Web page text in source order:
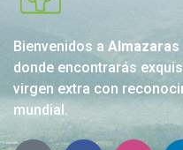
Bienvenidos a Almazaras
donde encontrarás
virgen extra con
mundial.